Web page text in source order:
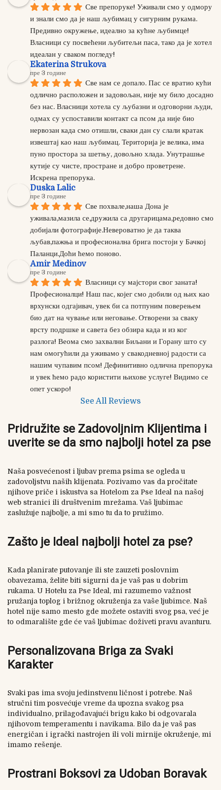
Све препоруке! Уживали смо у одмору
и знали смо да је наш љубимац у сигурним рукама.
Предивно окружење, идеално за кућне љубимце!
Власници су посвећени љубитељи паса, тако да је хотел
идеалан у сваком погледу!
Ekaterina Strukova
пре 3 године
Све нам се допало. Пас се вратио кући
одлично расположен и задовољан, није му било досадно
без нас. Власници хотела су љубазни и одговорни људи,
одмах су успоставили контакт са псом да није био
нервозан када смо отишли, сваки дан су слали кратак
извештај као наш љубимац. Територија је велика, има
пуно простора за шетњу, довољно хлада. Унутрашње
кутије су чисте, простране и добро проветрене.
Искрена препорука.
Duska Lalic
пре 3 године
Све похвале,наша Дона је
уживала,мазила се,дружила са другарицама,редовно смо
добијали фотографије.Невероватно је да таква
љубав,пажња и професионална брига постоји у Бачкој
Паланци.Доћи ћемо поново.
Amir Medinov
пре 3 године
Власници су мајстори свог заната!
Професионалци! Наш пас, којег смо добили од њих као
врхунски одгајивач, увек би са потпуним поверењем
био дат на чување или неговање. Отворени за сваку
врсту подршке и савета без обзира када и из ког
разлога! Веома смо захвални Биљани и Горану што су
нам омогућили да уживамо у свакодневној радости са
нашим чупавим псом! Дефинитивно одлична препорука
и увек ћемо радо користити њихове услуге! Видимо се
опет ускоро!
See All Reviews
Pridružite se Zadovoljnim Klijentima i
uverite se da smo najbolji hotel za pse
Naša posvećenost i ljubav prema psima se ogleda u
zadovoljstvu naših klijenata. Pozivamo vas da pročitate
njihove priče i iskustva sa Hotelom za Pse Ideal na našoj
web stranici ili društvenim mrežama. Vaš ljubimac
zaslužuje najbolje, a mi smo tu da to pružimo.
Zašto je Ideal najbolji hotel za pse?
Kada planirate putovanje ili ste zauzeti poslovnim
obavezama, želite biti sigurni da je vaš pas u dobrim
rukama. U Hotelu za Pse Ideal, mi razumemo važnost
pružanja toplog i brižnog okruženja za vaše ljubimce. Naš
hotel nije samo mesto gde možete ostaviti svog psa, već je
to odmaralište gde će vaš ljubimac doživeti pravu avanturu.
Personalizovana Briga za Svaki
Karakter
Svaki pas ima svoju jedinstvenu ličnost i potrebe. Naš
stručni tim posvećuje vreme da upozna svakog psa
individualno, prilagođavajući brigu kako bi odgovarala
njihovom temperamentu i navikama. Bilo da je vaš pas
energičan i igrački nastrojen ili voli mirnije okruženje, mi
imamo rešenje.
Prostrani Boksovi za Udoban Boravak